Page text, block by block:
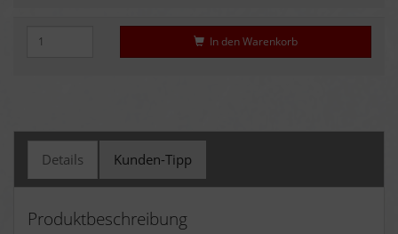
In den Warenkorb
Details Kunden-Tipp
Produktbeschreibung